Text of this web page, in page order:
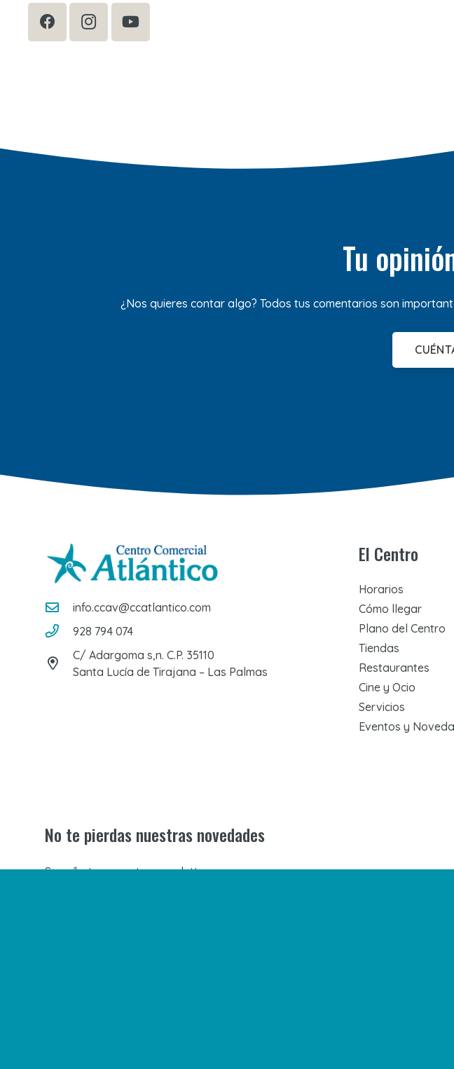
Tu
¿Nos quieres contar algo? Todos tus comentarios son
info.ccav@ccatlantico.com
928 794 074
C/ Adargoma s,n. C.P. 35110
Santa Lucía de Tirajana – Las Palmas
El Centro
Horarios
Cómo llegar
Plano del Centro
Tiendas
Restaurantes
Cine y Ocio
Servicios
Eventos y
No te pierdas nuestras novedades
Suscríbete a nuestra newsletter para